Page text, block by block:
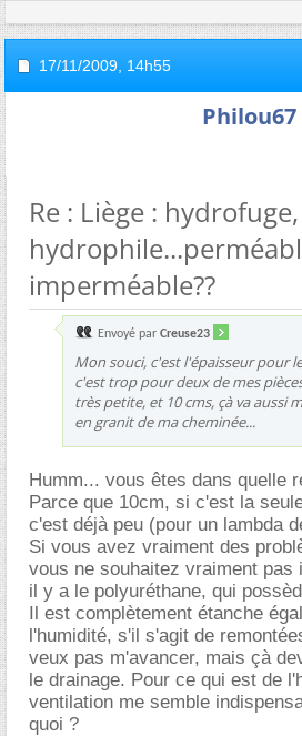
17/11/2009, 14h55
Philou67
Re : Liège : hydrofuge,
imperméable??
Envoyé par Creuse23
Mon souci, c'est l'épaisseur pour
c'est trop pour deux de mes
très petite, et 10 cms, çà va aussi
en granit de ma cheminée...
Humm... vous êtes dans quelle
Parce que 10cm, si c'est la
c'est déjà peu (pour un lambda
Si vous avez vraiment des
vous ne souhaitez vraiment pas
il y a le polyuréthane, qui
Il est complètement étanche
l'humidité, s'il s'agit de
veux pas m'avancer, mais çà
le drainage. Pour ce qui est de
ventilation me semble
quoi ?